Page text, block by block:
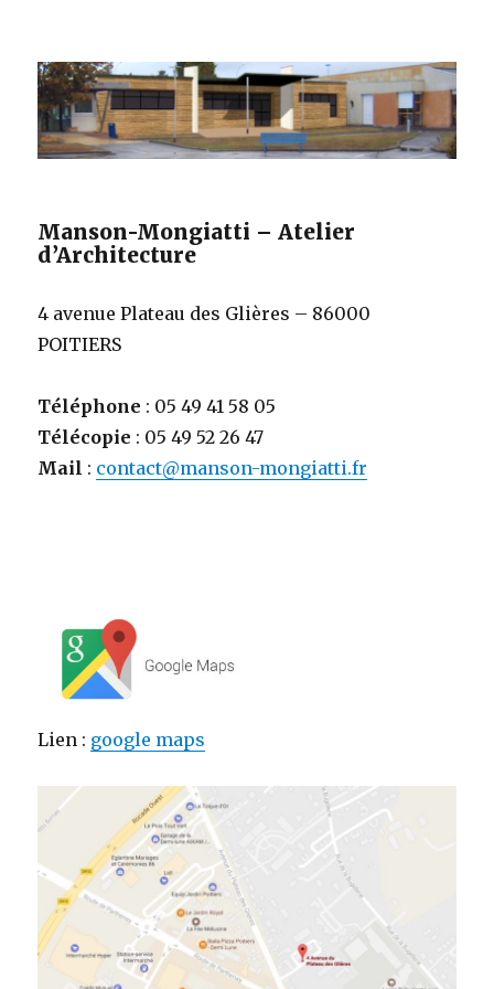
Manson-Mongiatti – Atelier
d’Architecture
4 avenue Plateau des Glières – 86000
POITIERS
Téléphone : 05 49 41 58 05
Télécopie : 05 49 52 26 47
Mail : contact@manson-mongiatti.fr
Lien : google maps